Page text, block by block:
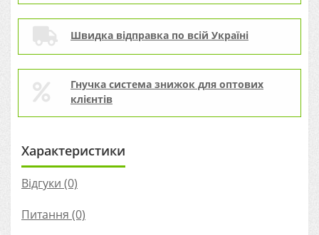
Швидка відправка по всій Україні
Гнучка система знижок для оптових
клієнтів
Характеристики
Відгуки (0)
Питання (0)